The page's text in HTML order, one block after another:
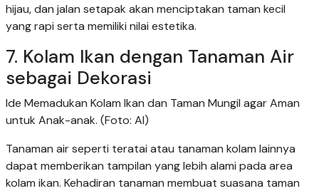
hijau, dan jalan setapak akan menciptakan taman kecil
yang rapi serta memiliki nilai estetika.
7. Kolam Ikan dengan Tanaman Air
sebagai Dekorasi
Ide Memadukan Kolam Ikan dan Taman Mungil agar Aman
untuk Anak-anak. (Foto: AI)
Tanaman air seperti teratai atau tanaman kolam lainnya
dapat memberikan tampilan yang lebih alami pada area
kolam ikan. Kehadiran tanaman membuat suasana taman